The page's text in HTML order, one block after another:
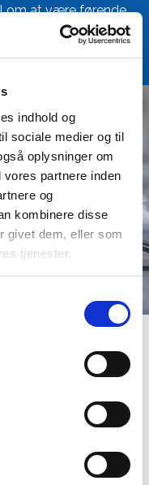
indhold og
sociale medier og til
oplysninger om
partnere inden
og
kombinere disse
givet dem, eller som
tjenester.
om at være førende
kræves i capture og
procesanlæg.
til at bygge, samle,
for dig som har lyst